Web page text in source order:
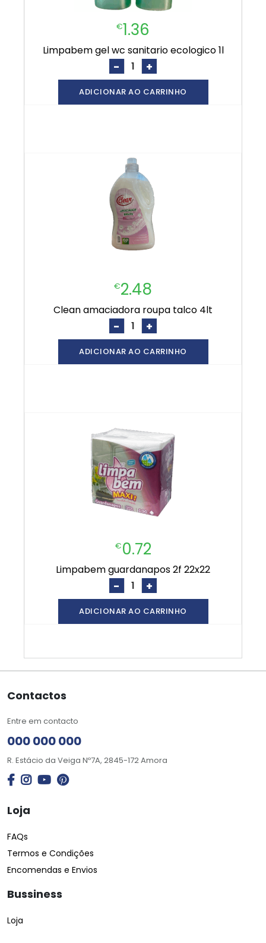
€1.36
limpabem gel wc sanitario ecologico 1l
- +
ADICIONAR AO CARRINHO
€2.48
clean amaciadora roupa talco 4lt
- +
ADICIONAR AO CARRINHO
€0.72
limpabem guardanapos 2f 22x22
- +
ADICIONAR AO CARRINHO
Contactos
Entre em contacto
000 000 000
R. Estácio da Veiga Nº7A, 2845-172 Amora
Loja
FAQs
Termos e Condições
Encomendas e Envios
Bussiness
Loja